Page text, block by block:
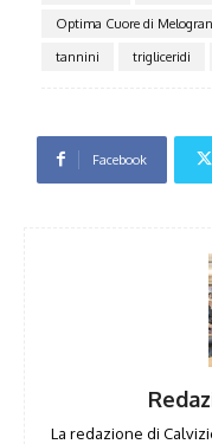
Optima Cuore di
tannini
trigliceridi
Facebook
La redazione di